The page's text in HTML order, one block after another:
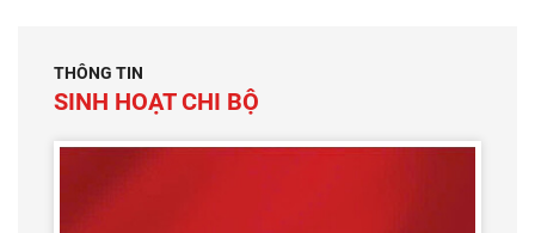
THÔNG TIN
SINH HOẠT CHI BỘ